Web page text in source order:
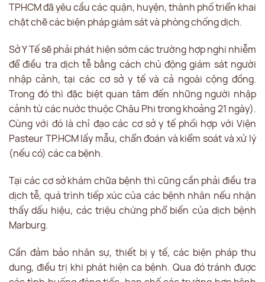
TPHCM đã yêu cầu các quận, huyện, thành phố triển khai
chặt chẽ các biện pháp giám sát và phòng chống dịch.
Sở Y Tế sẽ phải phát hiện sớm các trường hợp nghi nhiễm
để điều tra dịch tễ bằng cách chủ động giám sát người
nhập cảnh, tại các cơ sở y tế và cả ngoài cộng đồng.
Trong đó thì đặc biệt quan tâm đến những người nhập
cảnh từ các nước thuộc Châu Phi trong khoảng 21 ngày).
Cùng với đó là chỉ đạo các cơ sở y tế phối hợp với Viện
Pasteur TP.HCM lấy mẫu, chẩn đoán và kiểm soát và xử lý
(nếu có) các ca bệnh.
Tại các cơ sở khám chữa bệnh thì cũng cần phải điều tra
dịch tễ, quá trình tiếp xúc của các bệnh nhân nếu nhận
thấy dấu hiệu, các triệu chứng phổ biến của dịch bệnh
Marburg.
Cần đảm bảo nhân sự, thiết bị y tế, các biện pháp thu
dung, điều trị khi phát hiện ca bệnh. Qua đó tránh được